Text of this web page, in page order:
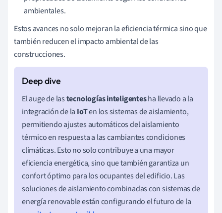
ambientales.
Estos avances no solo mejoran la eficiencia térmica sino que
también reducen el impacto ambiental de las
construcciones.
El auge de lastecnologías inteligentesha llevado a la
integración de la IoTen los sistemas de aislamiento,
permitiendo ajustes automáticos del aislamiento
térmico en respuesta a las cambiantes condiciones
climáticas. Esto no solo contribuye a una mayor
eficiencia energética, sino que también garantiza un
confort óptimo para los ocupantes del edificio. Las
soluciones de aislamiento combinadas con sistemas de
energía renovable están configurando el futuro de la